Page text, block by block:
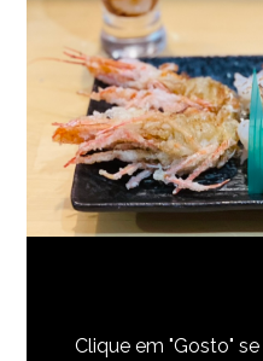
Clique em "Gosto"